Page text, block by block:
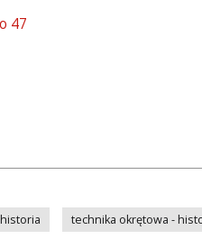
47
technika okrętowa -